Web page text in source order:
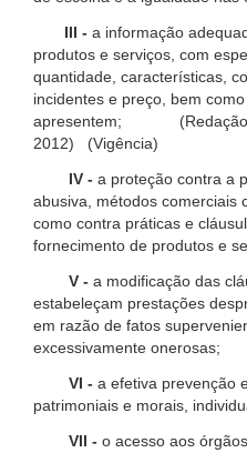
III - a informação
produtos e serviços, com
quantidade, características,
incidentes e preço, bem
apresentem; (Redação
2012) (Vigência)
IV - a proteção contra a
abusiva, métodos comerciais
como contra práticas e
fornecimento de produtos e
V - a modificação das
estabeleçam prestações
em razão de fatos
excessivamente onerosas;
VI - a efetiva prevenção
patrimoniais e morais,
VII - o acesso aos